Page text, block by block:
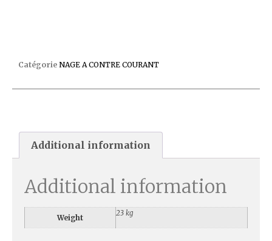
Catégorie NAGE A CONTRE COURANT
Additional information
Additional information
Weight
23 kg